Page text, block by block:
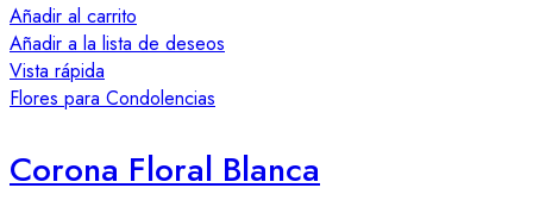
Añadir al carrito
Añadir a la lista de deseos
Vista rápida
Flores para Condolencias
Corona Floral Blanca